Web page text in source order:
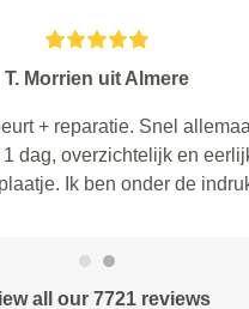
T. Morrien uit Almere
+ reparatie. Snel allemaal
1 dag, overzichtelijk en
Ik ben onder de
all our 7721 reviews